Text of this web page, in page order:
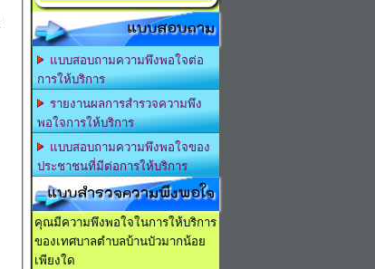
แบบสอบถาม
แบบสอบถามความพึงพอใจต่อ
การให้บริการ
รายงานผลการสำรวจความพึง
พอใจการให้บริการ
แบบสอบถามความพึงพอใจของ
ประชาชนที่มีต่อการให้บริการ
แบบสำรวจความพึงพอใจ
คุณมีความพึงพอใจในการให้บริการ
ของเทศบาลตำบลบ้านบัวมากน้อย
เพียงใด